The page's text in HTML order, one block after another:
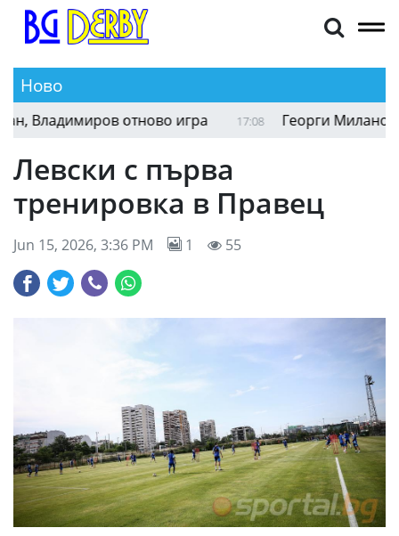
Ново
отново игра Георги Миланов
Левски с първа
тренировка в Правец
Jun 15, 2026, 3:36 PM 1 55